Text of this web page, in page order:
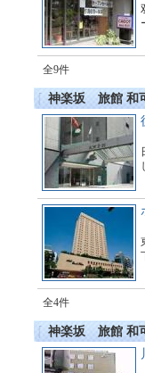
全9件
神楽坂 旅館 和
全4件
神楽坂 旅館 和